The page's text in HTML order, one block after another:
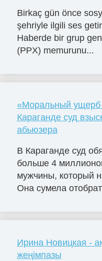
Birkaç gün önce
şehriyle ilgili ses
Haberde bir grup
(PPX) memurunu...
«Моральный ущерб
Караганде суд
абьюзера
В Караганде суд
больше 4
мужчины, который
Она сумела
Ирина Новицкая -
жеңімпазы